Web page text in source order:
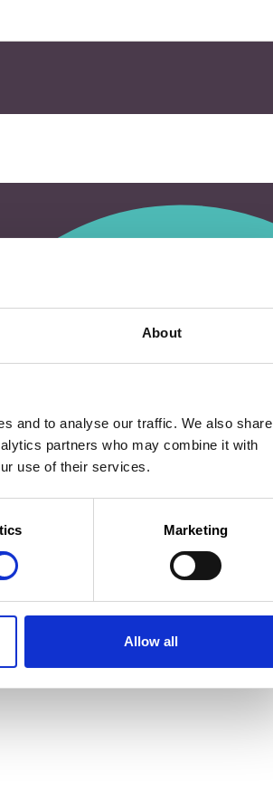
About
and to analyse our traffic. We also share
partners who may combine it with
use of their services.
Marketing
Allow all